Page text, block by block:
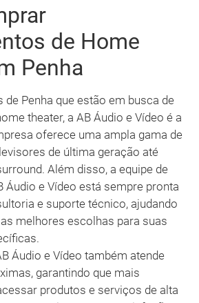
de Home
Penha
de Penha que estão em busca de
theater, a AB Áudio e Vídeo é a
oferece uma ampla gama de
de última geração até
Além disso, a equipe de
Áudio e Vídeo está sempre pronta
e suporte técnico, ajudando
melhores escolhas para suas
Áudio e Vídeo também atende
garantindo que mais
produtos e serviços de alta